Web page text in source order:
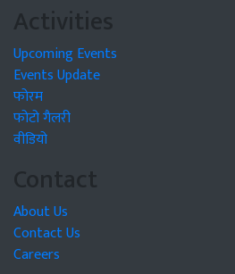
Activities
Upcoming Events
Events Update
फोरम
फोटो गैलरी
वीडियो
Contact
About Us
Contact Us
Careers